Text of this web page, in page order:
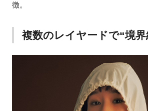
徴。
複数のレイヤードで“境